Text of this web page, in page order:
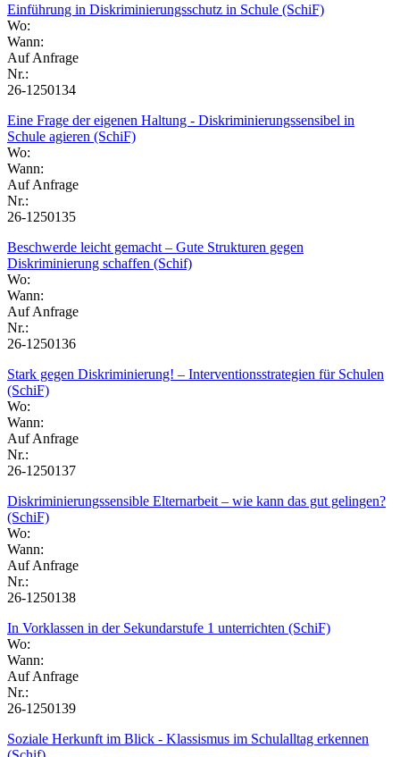
Einführung in Diskriminierungsschutz in Schule (SchiF)
Wo:
Wann:
Auf Anfrage
Nr.:
26-1250134
Eine Frage der eigenen Haltung - Diskriminierungssensibel in
Schule agieren (SchiF)
Wo:
Wann:
Auf Anfrage
Nr.:
26-1250135
Beschwerde leicht gemacht – Gute Strukturen gegen
Diskriminierung schaffen (Schif)
Wo:
Wann:
Auf Anfrage
Nr.:
26-1250136
Stark gegen Diskriminierung! – Interventionsstrategien für Schulen
(SchiF)
Wo:
Wann:
Auf Anfrage
Nr.:
26-1250137
Diskriminierungssensible Elternarbeit – wie kann das gut gelingen?
(SchiF)
Wo:
Wann:
Auf Anfrage
Nr.:
26-1250138
In Vorklassen in der Sekundarstufe 1 unterrichten (SchiF)
Wo:
Wann:
Auf Anfrage
Nr.:
26-1250139
Soziale Herkunft im Blick - Klassismus im Schulalltag erkennen